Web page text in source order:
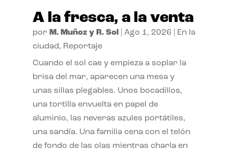
A la fresca, a la venta
por M. Muñoz y R. Sol| Ago 1, 2026
En la
ciudad, Reportaje
Cuando el sol cae y empieza a soplar la
brisa del mar, aparecen una mesa y
unas sillas plegables. Unos bocadillos,
una tortilla envuelta en papel de
aluminio, las neveras azules portátiles,
una sandía. Una familia cena con el telón
de fondo de las olas mientras charla en